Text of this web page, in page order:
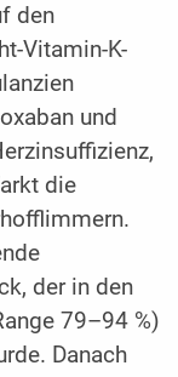
den
Vitamin-K-
und
die
der in den
79–94 %)
Danach